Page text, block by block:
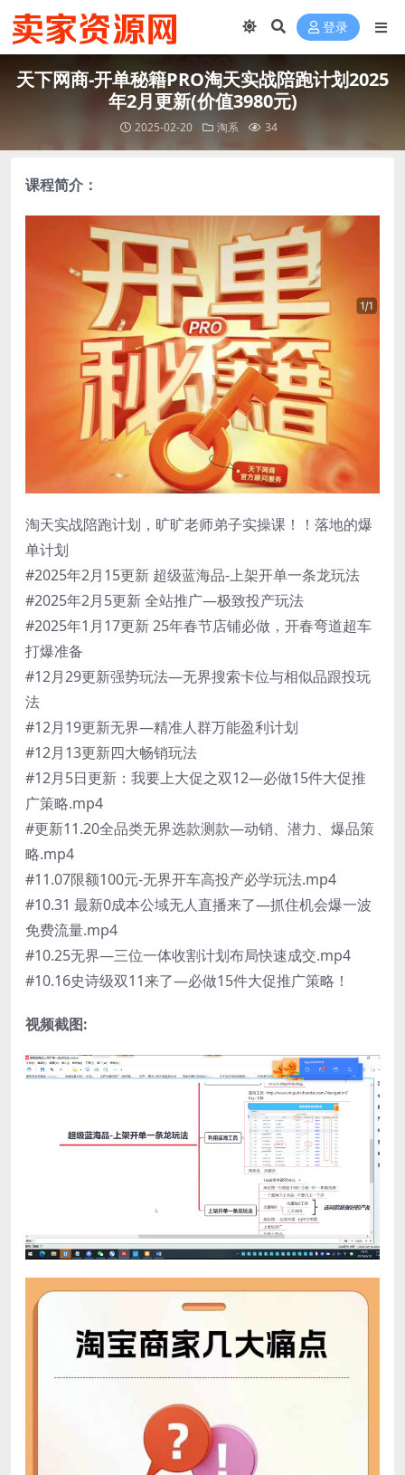
登录
天下网商-开单秘籍PRO淘天实战陪跑计划2025
年2月更新(价值3980元)
2025-02-20 淘系 34
课程简介：
淘天实战陪跑计划，旷旷老师弟子实操课！！落地的爆
单计划
#2025年2月15更新 超级蓝海品-上架开单一条龙玩法
#2025年2月5更新 全站推广—极致投产玩法
#2025年1月17更新 25年春节店铺必做，开春弯道超车
打爆准备
#12月29更新强势玩法—无界搜索卡位与相似品跟投玩
法
#12月19更新无界—精准人群万能盈利计划
#12月13更新四大畅销玩法
#12月5日更新：我要上大促之双12—必做15件大促推
广策略.mp4
#更新11.20全品类无界选款测款—动销、潜力、爆品策
略.mp4
#11.07限额100元-无界开车高投产必学玩法.mp4
#10.31 最新0成本公域无人直播来了—抓住机会爆一波
免费流量.mp4
#10.25无界—三位一体收割计划布局快速成交.mp4
#10.16史诗级双11来了—必做15件大促推广策略！
视频截图: